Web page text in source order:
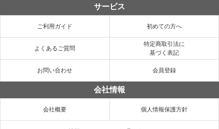
サービス
ご利用ガイド 初めての方へ
よくあるご質問
特定商取引法に
基づく表記
お問い合わせ 会員登録
会社情報
会社概要 個人情報保護方針